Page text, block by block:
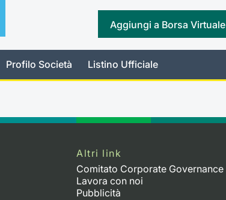
Aggiungi a Borsa Virtuale
Profilo Società Listino Ufficiale
Altri link
Comitato Corporate Governance
Lavora con noi
Pubblicità